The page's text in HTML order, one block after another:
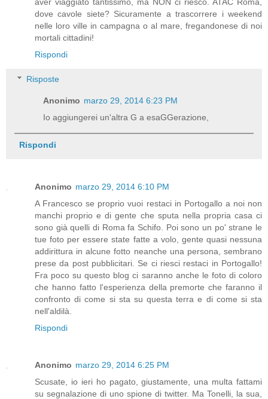
dove cavole siete? Sicuramente a trascorrere i weekend
nelle loro ville in campagna o al mare, fregandonese di noi
mortali cittadini!
Rispondi
Risposte
Anonimo marzo 29, 2014 6:23 PM
Io aggiungerei un'altra G a esaGGerazione,
Rispondi
Anonimo marzo 29, 2014 6:10 PM
A Francesco se proprio vuoi restaci in Portogallo a noi non
manchi proprio e di gente che sputa nella propria casa ci
sono già quelli di Roma fa Schifo. Poi sono un po' strane le
tue foto per essere state fatte a volo, gente quasi nessuna
addirittura in alcune fotto neanche una persona, sembrano
prese da post pubblicitari. Se ci riesci restaci in Portogallo!
Fra poco su questo blog ci saranno anche le foto di coloro
che hanno fatto l'esperienza della premorte che faranno il
confronto di come si sta su questa terra e di come si sta
nell'aldilà.
Rispondi
Anonimo marzo 29, 2014 6:25 PM
Scusate, io ieri ho pagato, giustamente, una multa fattami
su segnalazione di uno spione di twitter. Ma Tonelli, la sua,